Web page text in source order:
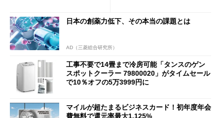
日本の創薬力低下、その本当の課題とは
AD（三菱総合研究所）
工事不要で14畳まで冷房可能「タンスのゲン
スポットクーラー 79800020」がタイムセール
で10％オフの5万3999円に
マイルが超たまるビジネスカード！初年度年会
費無料で還元率最大1.125%